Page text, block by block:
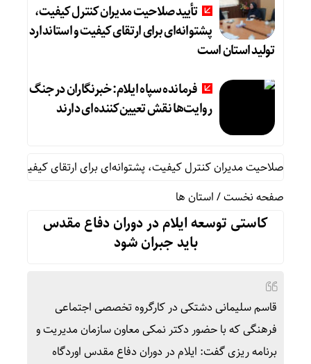
تأیید صلاحیت مدیران کنترل کیفیت،
پشتوانه‌ای برای ارتقای کیفیت و استاندارد
تولید استان است
فرمانده سپاه ایلام: خبرنگاران در جنگ
روایت‌ها نقش تعیین‌کننده‌ای دارند
صلاحیت مدیران کنترل کیفیت، پشتوانه‌ای برای ارتقای کیفیت و
صفحه نخست/استان ها
کاستی توسعه ایلام در دوران دفاع مقدس
باید جبران شود
قاسم سلیمانی دشتکی در کارگروه تخصصی اجتماعی
فرهنگی که با حضور دکتر نمکی معاون سازمان مدیریت و
برنامه ریزی گفت: ایلام در دوران دفاع مقدس اوردگاه